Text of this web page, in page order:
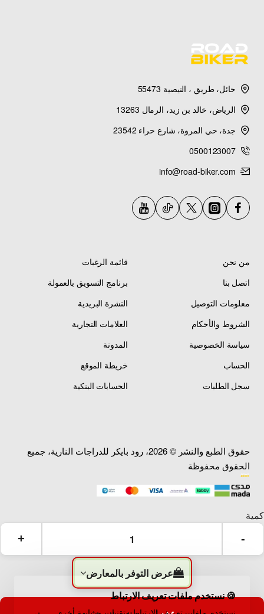
🍪 نستخدم ملفات تعريف الارتباط
عرض التوفر بالمعارض
حائل، طريق ، النيصية 55473
الرياض، خالد بن زيد، الرمال 13263
جدة، حي المروة، شارع حراء 23542
0500123007
info@road-biker.com
من نحن
اتصل بنا
معلومات التوصيل
الشروط والأحكام
سياسة الخصوصية
الحساب
سجل الطلبات
قائمة الرغبات
برنامج التسويق بالعمولة
النشرة البريدية
العلامات التجارية
المدونة
خريطة الموقع
الحسابات البنكية
حقوق الطبع والنشر © 2026، رود بايكر للدراجات النارية، جميع
الحقوق محفوظة